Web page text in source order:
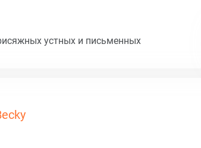
устных и письменных